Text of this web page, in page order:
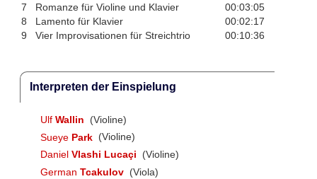
7 Romanze für Violine und Klavier
00:03:05
8
Lamento für Klavier
00:02:17
9
Vier Improvisationen für Streichtrio 00:10:36
Interpreten der Einspielung
Ulf Wallin
(Violine)
Sueye Park (Violine)
Daniel Vlashi Lucaçi
(Violine)
German Tcakulov (Viola)